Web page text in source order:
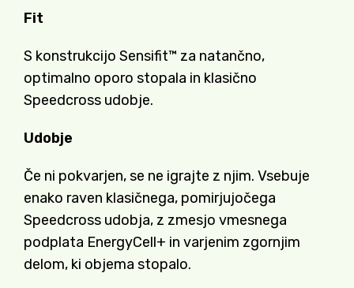
Fit
S konstrukcijo Sensifit™ za natančno,
optimalno oporo stopala in klasično
Speedcross udobje.
Udobje
Če ni pokvarjen, se ne igrajte z njim. Vsebuje
enako raven klasičnega, pomirjujočega
Speedcross udobja, z zmesjo vmesnega
podplata EnergyCell+ in varjenim zgornjim
delom, ki objema stopalo.